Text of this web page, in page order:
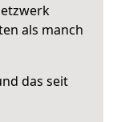
als manch
das seit